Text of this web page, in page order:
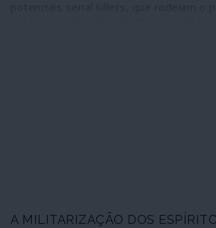
A MILITARIZAÇÃO DOS